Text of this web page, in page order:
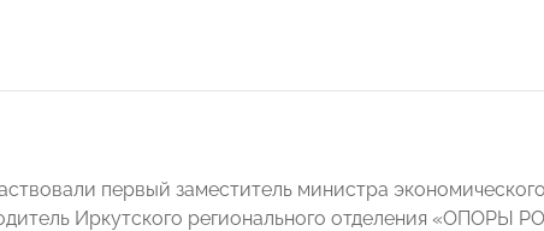
первый заместитель министра
Иркутского регионального отделения «ОПОРЫ